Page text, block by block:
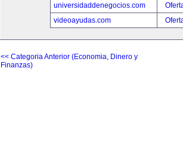
universidaddenegocios.com
videoayudas.com
<< Categoria Anterior (Economia, Dinero y
Finanzas)